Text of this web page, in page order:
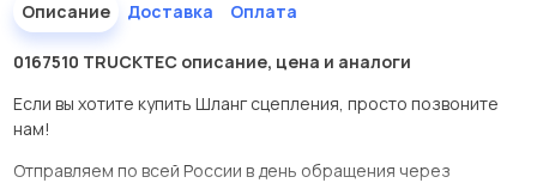
Описание Доставка Оплата
0167510 TRUCKTEC описание, цена и аналоги
Если вы хотите купить Шланг сцепления, просто позвоните
нам!
Отправляем по всей России в день обращения через